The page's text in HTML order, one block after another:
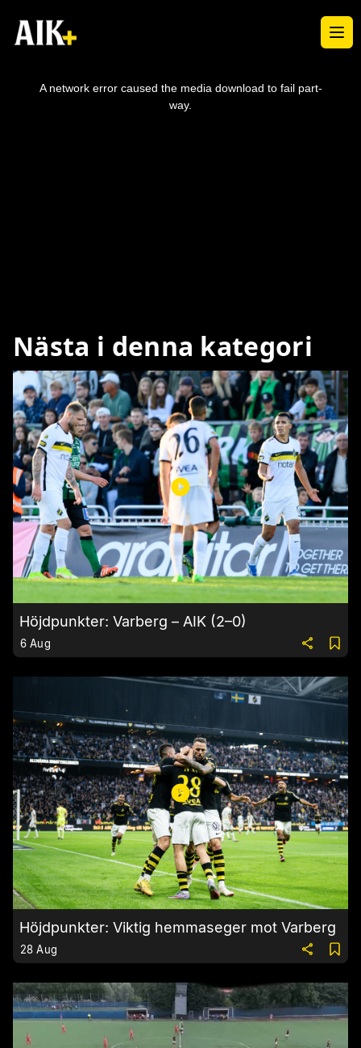
A network error caused the media download to fail part-
way.
Nästa i denna kategori
Höjdpunkter: Varberg – AIK (2–0)
6 Aug
Höjdpunkter: Viktig hemmaseger mot Varberg
28 Aug